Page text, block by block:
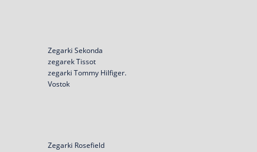
Zegarki Sekonda
zegarek Tissot
zegarki Tommy Hilfiger.
Vostok
Zegarki Rosefield